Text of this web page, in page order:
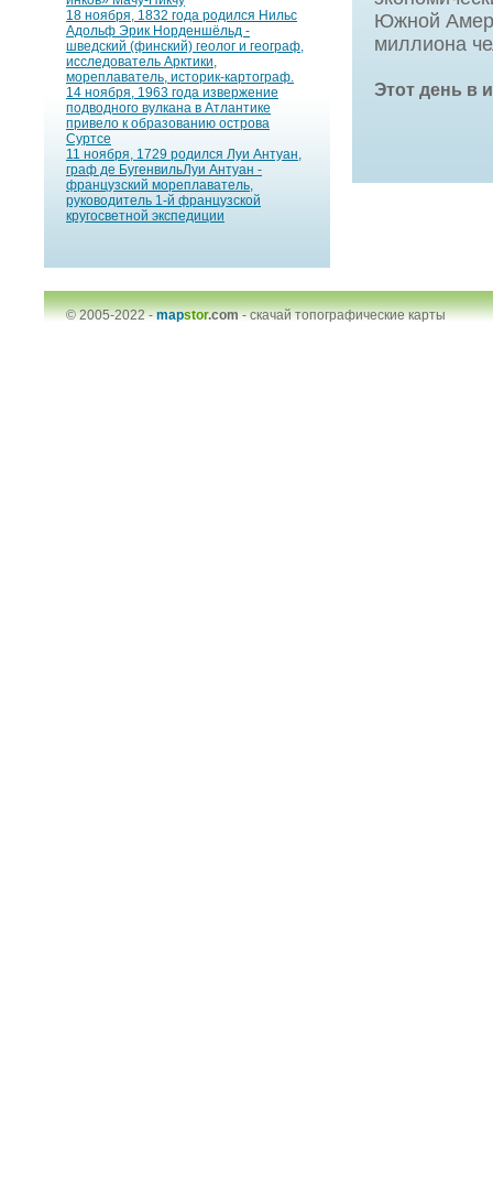
18 ноября, 1832 года родился Нильс
Адольф Эрик Норденшёльд -
шведский (финский) геолог и географ,
исследователь Арктики,
мореплаватель, историк-картограф.
14 ноября, 1963 года извержение
подводного вулкана в Атлантике
привело к образованию острова
Суртсе
11 ноября, 1729 родился Луи Антуан,
граф де БугенвильЛуи Антуан -
французский мореплаватель,
руководитель 1-й французской
кругосветной экспедиции
Южной
миллиона
Этот день в
© 2005-2022 -mapstor.com-скачай топографические карты